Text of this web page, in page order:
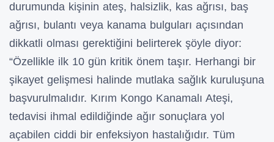
durumunda kişinin ateş, halsizlik, kas ağrısı, baş
ağrısı, bulantı veya kanama bulguları açısından
dikkatli olması gerektiğini belirterek şöyle diyor:
“Özellikle ilk 10 gün kritik önem taşır. Herhangi bir
şikayet gelişmesi halinde mutlaka sağlık kuruluşuna
başvurulmalıdır. Kırım Kongo Kanamalı Ateşi,
tedavisi ihmal edildiğinde ağır sonuçlara yol
açabilen ciddi bir enfeksiyon hastalığıdır. Tüm